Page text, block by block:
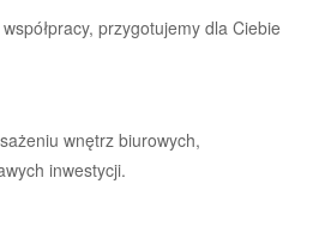
przygotujemy dla Ciebie
wnętrz biurowych,
inwestycji.